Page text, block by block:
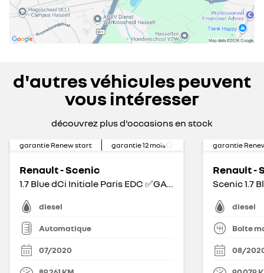
d'autres véhicules peuvent
vous intéresser
découvrez plus d'occasions en stock
garantie Renew start garantie12 mois
Renault - Scenic
1.7 Blue dCi Initiale Paris EDC ✅GARANTIE 1 AN✅
diesel
Automatique
07/2020
garantie
Renault -
Scenic 1.7
diesel
Boîte
08/